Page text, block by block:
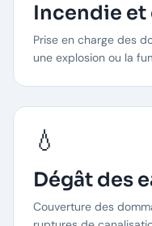
Incendie
Prise en charge des
une explosion ou la
💧
Dégât des
Couverture des